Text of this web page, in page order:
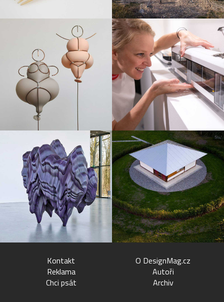
Kontakt
Reklama
Chci psát
O DesignMag.cz
Autoři
Archiv